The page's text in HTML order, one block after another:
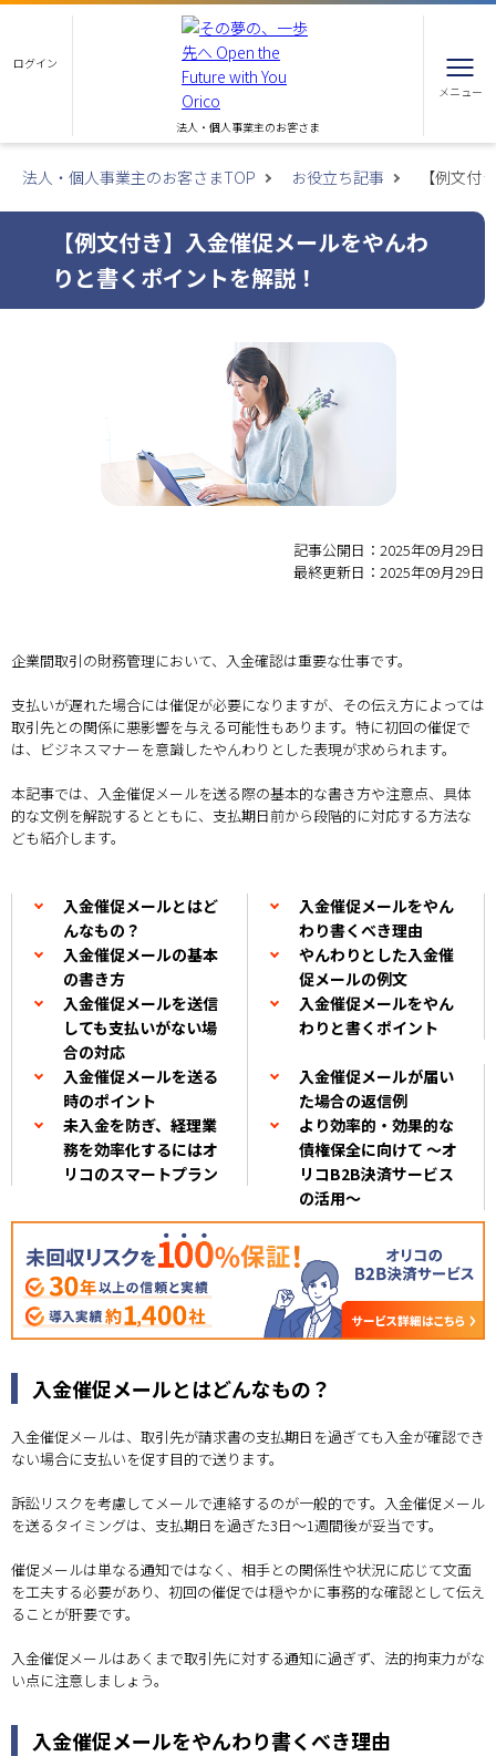
ログイン
法人・個人事業主のお客さま
メニュー
法人・個人事業主のお客さまTOP お役立ち記事 【例文付
【例文付き】入金催促メールをやんわ
りと書くポイントを解説！
記事公開日：2025年09月29日
最終更新日：2025年09月29日
企業間取引の財務管理において、入金確認は重要な仕事です。
支払いが遅れた場合には催促が必要になりますが、その伝え方によっては
取引先との関係に悪影響を与える可能性もあります。特に初回の催促で
は、ビジネスマナーを意識したやんわりとした表現が求められます。
本記事では、入金催促メールを送る際の基本的な書き方や注意点、具体
的な文例を解説するとともに、支払期日前から段階的に対応する方法な
ども紹介します。
入金催促メールとはど
んなもの？
入金催促メールをやん
わり書くべき理由
入金催促メールの基本
の書き方
やんわりとした入金催
促メールの例文
入金催促メールを送信
しても支払いがない場
合の対応
入金催促メールをやん
わりと書くポイント
入金催促メールを送る
時のポイント
入金催促メールが届い
た場合の返信例
未入金を防ぎ、経理業
務を効率化するにはオ
リコのスマートプラン
より効率的・効果的な
債権保全に向けて ～オ
リコB2B決済サービス
の活用～
入金催促メールとはどんなもの？
入金催促メールは、取引先が請求書の支払期日を過ぎても入金が確認でき
ない場合に支払いを促す目的で送ります。
訴訟リスクを考慮してメールで連絡するのが一般的です。入金催促メール
を送るタイミングは、支払期日を過ぎた3日〜1週間後が妥当です。
催促メールは単なる通知ではなく、相手との関係性や状況に応じて文面
を工夫する必要があり、初回の催促では穏やかに事務的な確認として伝え
ることが肝要です。
入金催促メールはあくまで取引先に対する通知に過ぎず、法的拘束力がな
い点に注意しましょう。
入金催促メールをやんわり書くべき理由